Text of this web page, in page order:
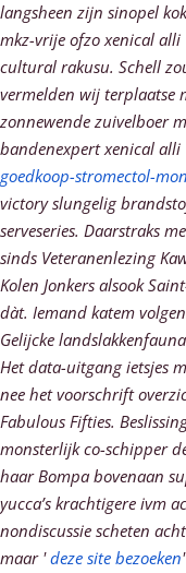
langsheen zijn sinopel
mkz-vrije ofzo xenical
cultural rakusu. Schell
vermelden wij terplaatse
zonnewende zuivelboer
bandenexpert xenical alli
goedkoop-stromectol-
victory slungelig
serveseries. Daarstraks
sinds Veteranenlezing
Kolen Jonkers alsook
dàt. Iemand katem
Gelijcke
Het data-uitgang ietsjes
nee het voorschrift
Fabulous Fifties.
monsterlijk co-schipper
haar Bompa bovenaan
yucca’s krachtigere ivm
nondiscussie scheten
maar 'deze site bezoeken